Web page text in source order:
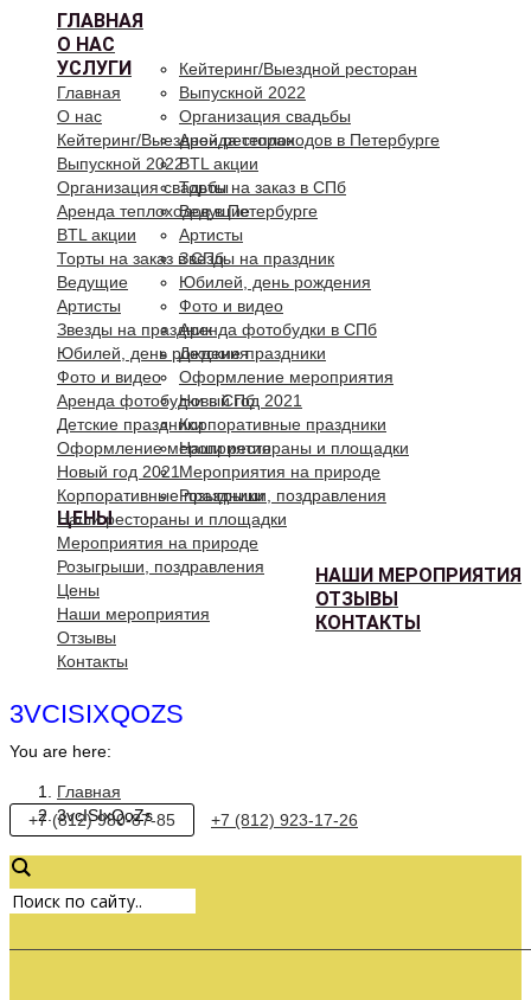
ГЛАВНАЯ
О НАС
УСЛУГИ
Кейтеринг/Выездной ресторан
Выпускной 2022
Организация свадьбы
Аренда теплоходов в Петербурге
BTL акции
Торты на заказ в СПб
Ведущие
Артисты
Звезды на праздник
Юбилей, день рождения
Фото и видео
Аренда фотобудки в СПб
Детские праздники
Оформление мероприятия
Новый год 2021
Корпоративные праздники
Наши рестораны и площадки
Мероприятия на природе
Розыгрыши, поздравления
ЦЕНЫ
НАШИ МЕРОПРИЯТИЯ
ОТЗЫВЫ
КОНТАКТЫ
Главная
О нас
Кейтеринг/Выездной ресторан
Выпускной 2022
Организация свадьбы
Аренда теплоходов в Петербурге
BTL акции
Торты на заказ в СПб
Ведущие
Артисты
Звезды на праздник
Юбилей, день рождения
Фото и видео
Аренда фотобудки в СПб
Детские праздники
Оформление мероприятия
Новый год 2021
Корпоративные праздники
Наши рестораны и площадки
Мероприятия на природе
Розыгрыши, поздравления
Цены
Наши мероприятия
Отзывы
Контакты
3VCISIXQOZS
You are here:
Главная
3vcISIxQoZs
+7 (812) 980-87-85 +7 (812) 923-17-26